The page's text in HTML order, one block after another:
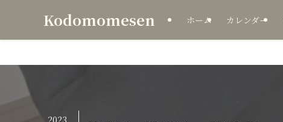
Kodomomesen ホーム カレンダー
2023